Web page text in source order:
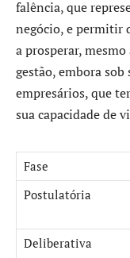
falência, que
negócio, e permitir
a prosperar,
gestão, embora sob
empresários, que
sua capacidade de
Fase
Postulatória
Deliberativa